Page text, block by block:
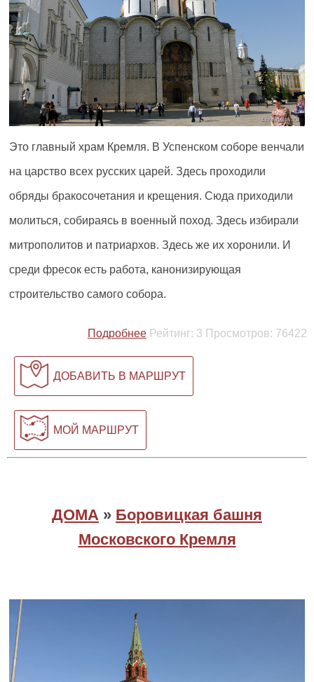
Это главный храм Кремля. В Успенском соборе венчали
на царство всех русских царей. Здесь проходили
обряды бракосочетания и крещения. Сюда приходили
молиться, собираясь в военный поход. Здесь избирали
митрополитов и патриархов. Здесь же их хоронили. И
среди фресок есть работа, канонизирующая
строительство самого собора.
Подробнее Рейтинг: 3 Просмотров: 76422
ДОБАВИТЬ В МАРШРУТ
МОЙ МАРШРУТ
ДОМА » Боровицкая башня
Московского Кремля